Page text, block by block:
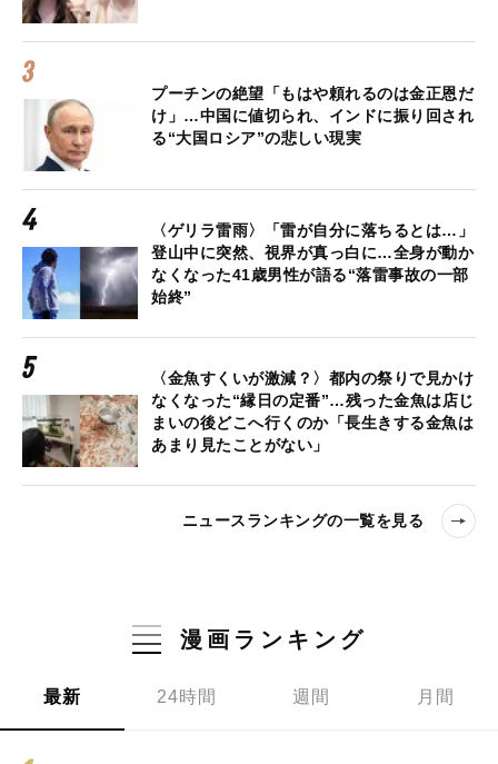
プーチンの絶望「もはや頼れるのは金正恩だ
け」…中国に値切られ、インドに振り回され
る“大国ロシア”の悲しい現実
〈ゲリラ雷雨〉「雷が自分に落ちるとは…」
登山中に突然、視界が真っ白に…全身が動か
なくなった41歳男性が語る“落雷事故の一部
始終”
〈金魚すくいが激減？〉都内の祭りで見かけ
なくなった“縁日の定番”…残った金魚は店じ
まいの後どこへ行くのか「長生きする金魚は
あまり見たことがない」
ニュースランキングの一覧を見る
漫画ランキング
最新 24時間 週間 月間